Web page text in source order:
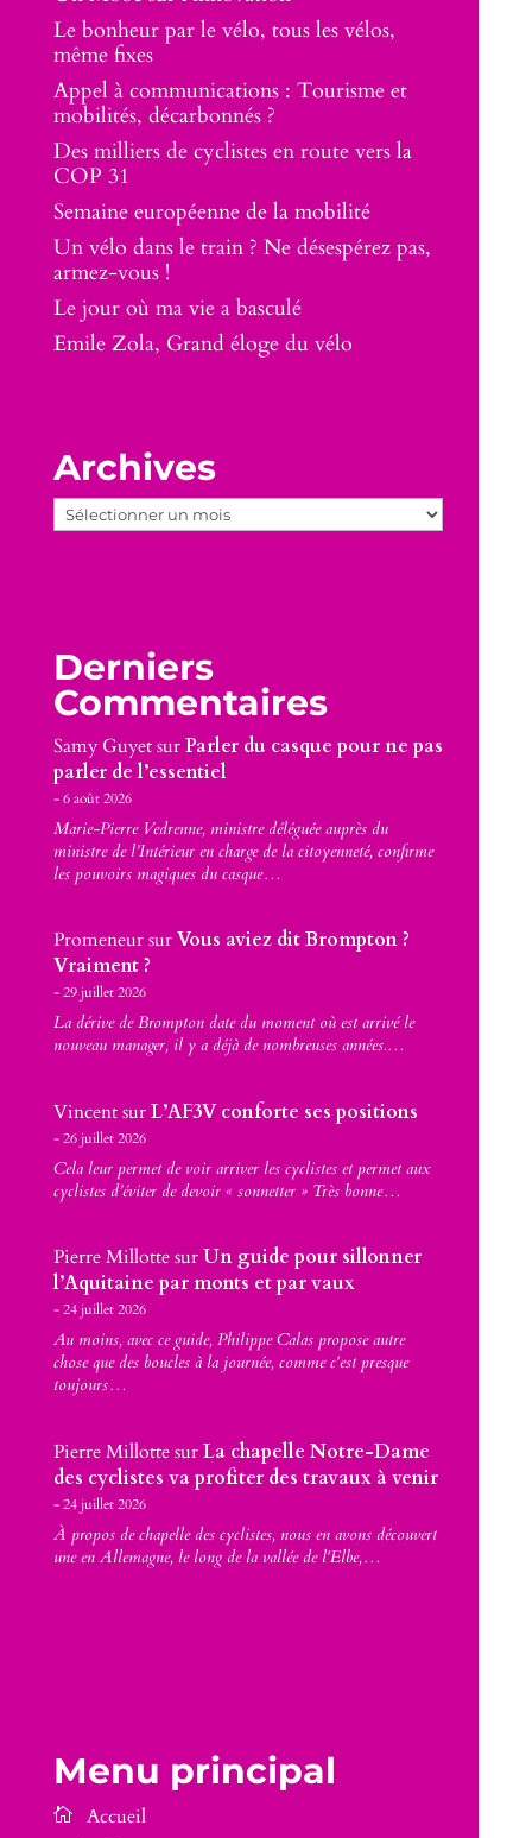
Le bonheur par le vélo, tous les vélos,
même fixes
Appel à communications : Tourisme et
mobilités, décarbonnés ?
Des milliers de cyclistes en route vers la
COP 31
Semaine européenne de la mobilité
Un vélo dans le train ? Ne désespérez pas,
armez-vous !
Le jour où ma vie a basculé
Emile Zola, Grand éloge du vélo
Archives
Archives
Derniers
Commentaires
Samy GuyetsurParler du casque pour ne pas
parler de l’essentiel
6 août 2026
Marie-Pierre Vedrenne, ministre déléguée auprès du
ministre de l’Intérieur en charge de la citoyenneté, confirme
les pouvoirs magiques du casque…
PromeneursurVous aviez dit Brompton ?
Vraiment ?
29 juillet 2026
La dérive de Brompton date du moment où est arrivé le
nouveau manager, il y a déjà de nombreuses années.…
VincentsurL’AF3V conforte ses positions
26 juillet 2026
Cela leur permet de voir arriver les cyclistes et permet aux
cyclistes d’éviter de devoir « sonnetter » Très bonne…
Pierre MillottesurUn guide pour sillonner
l’Aquitaine par monts et par vaux
24 juillet 2026
Au moins, avec ce guide, Philippe Calas propose autre
chose que des boucles à la journée, comme c'est presque
toujours…
Pierre MillottesurLa chapelle Notre-Dame
des cyclistes va profiter des travaux à venir
24 juillet 2026
À propos de chapelle des cyclistes, nous en avons découvert
une en Allemagne, le long de la vallée de l'Elbe,…
Menu principal